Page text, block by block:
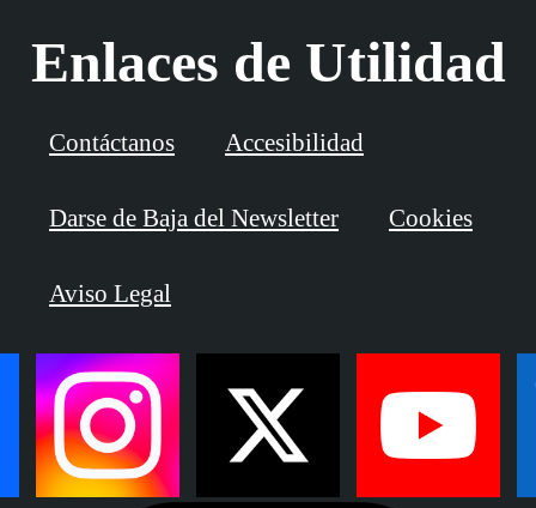
Enlaces de Utilidad
Contáctanos Accesibilidad
Darse de Baja del Newsletter Cookies
Aviso Legal